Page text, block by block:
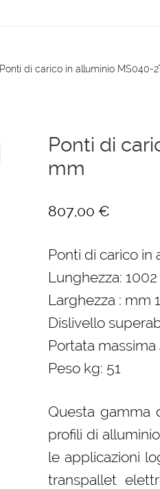
Ponti di carico in alluminio MS040-
Ponti di
mm
807,00 €
Ponti di carico in
Lunghezza:
Larghezza : mm
Dislivello
Portata massima
Peso kg: 51
Questa gamma
profili di
le applicazioni
transpallet